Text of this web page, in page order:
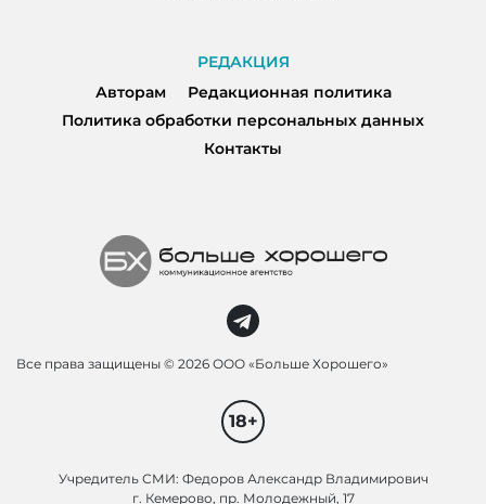
РЕДАКЦИЯ
Авторам
Редакционная политика
Политика обработки персональных данных
Контакты
Все права защищены © 2026 ООО «Больше Хорошего»
18+
Учредитель СМИ: Федоров Александр Владимирович
г. Кемерово, пр. Молодежный, 17